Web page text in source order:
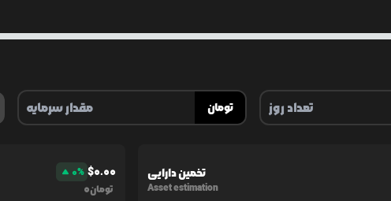
تومان
0% $0.00
0تومان
تخمین دارایی
Asset estimation